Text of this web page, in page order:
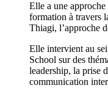
Elle a une
formation à travers
Thiagi, l’approche
Elle intervient au
School sur des
leadership, la prise
communication